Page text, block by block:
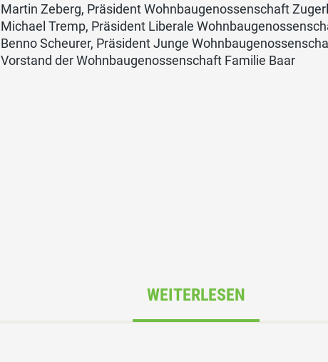
Martin Zeberg, Präsident Wohnbaugenossenschaft
Michael Tremp, Präsident Liberale
Benno Scheurer, Präsident Junge
Vorstand der Wohnbaugenossenschaft Familie Baar
WEITERLESEN